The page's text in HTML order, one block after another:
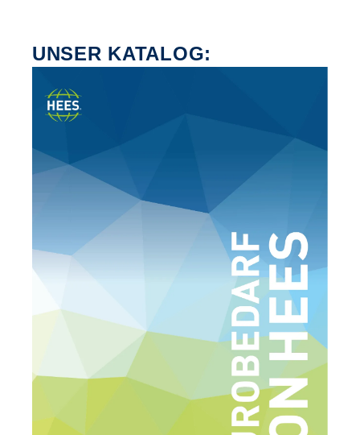
UNSER KATALOG: